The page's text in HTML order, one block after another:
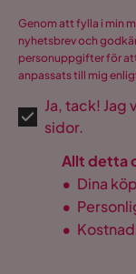
Genom att fylla i min
nyhetsbrev och
personuppgifter för
anpassats till mig
Ja, tack! Jag
sidor.
Allt detta
• Dina
•
•